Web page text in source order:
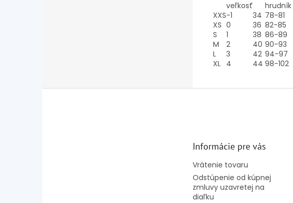
veľkosť hrudník
XXS-1 34 78-81
XS 0 36 82-85
S
1 38 86-89
M
2 40 90-93
L
3 42 94-97
XL 4 44 98-102
Informácie pre vás
Vrátenie tovaru
Odstúpenie od kúpnej
zmluvy uzavretej na
diaľku